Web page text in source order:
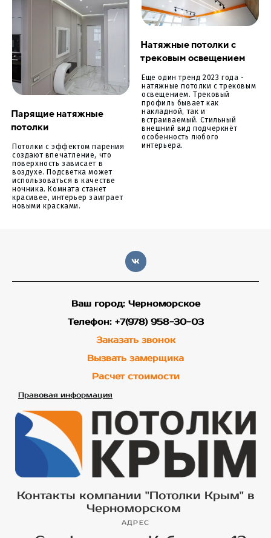
Парящие натяжные
потолки
Потолки с эффектом парения
создают впечатление, что
поверхность зависает в
воздухе. Подсветка может
использоваться в качестве
ночника. Комната станет
красивее, интерьер заиграет
новыми красками.
Натяжные потолки с
трековым освещением
Еще один тренд 2023 года -
натяжные потолки с трековым
освещением. Трековый
профиль бывает как
накладной, так и
встраиваемый. Стильный
внешний вид подчеркнёт
особенность любого
интерьера.
Ваш город: Черноморское
Телефон: +7(978) 958-30-03
Заказать звонок
Вызвать замерщика
Расчет стоимости
Правовая информация
Контакты компании "Потолки Крым" в
Черноморском
АДРЕС